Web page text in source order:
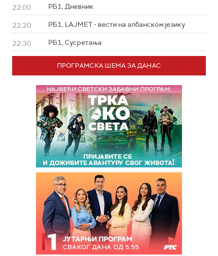
22:00 РБ1, Дневник
22:20 РБ1, LAJMET - вести на албанском језику
22:30 РБ1, Сусретања
ПРОГРАМСКА ШЕМА ЗА ДАНАС